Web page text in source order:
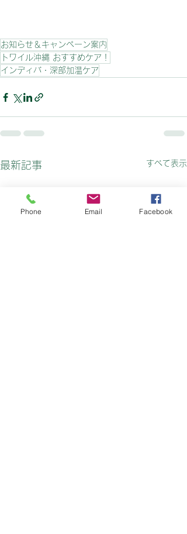
お知らせ＆キャンペーン案内
トワイル沖縄 おすすめケア！
インディバ・深部加温ケア
最新記事 すべて表示
Phone Email Facebook